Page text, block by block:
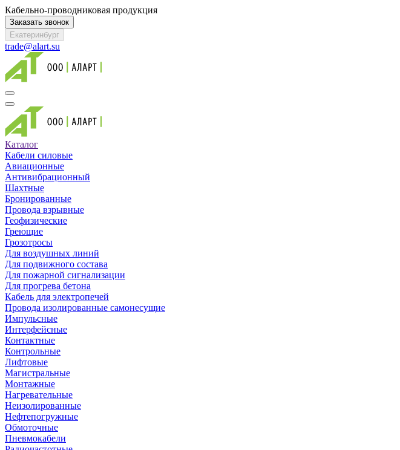
Кабельно-проводниковая продукция
Заказать звонок
Екатеринбург
trade@alart.su
Каталог
Кабели силовые
Авиационные
Антивибрационный
Шахтные
Бронированные
Провода взрывные
Геофизические
Греющие
Грозотросы
Для воздушных линий
Для подвижного состава
Для пожарной сигнализации
Для прогрева бетона
Кабель для электропечей
Провода изолированные самонесущие
Импульсные
Интерфейсные
Контактные
Контрольные
Лифтовые
Магистральные
Монтажные
Нагревательные
Неизолированные
Нефтепогружные
Обмоточные
Пневмокабели